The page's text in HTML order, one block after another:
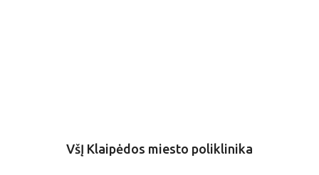
VšĮ Klaipėdos miesto poliklinika